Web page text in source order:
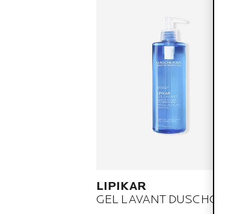
LIPIKAR
GEL LAVANT DUSCHGEL